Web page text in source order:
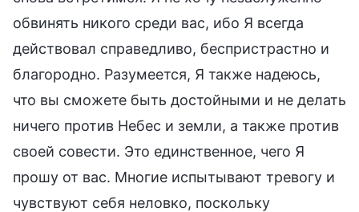
обвинять никого среди вас, ибо Я всегда
действовал справедливо, беспристрастно и
благородно. Разумеется, Я также надеюсь,
что вы сможете быть достойными и не делать
ничего против Небес и земли, а также против
своей совести. Это единственное, чего Я
прошу от вас. Многие испытывают тревогу и
чувствуют себя неловко, поскольку